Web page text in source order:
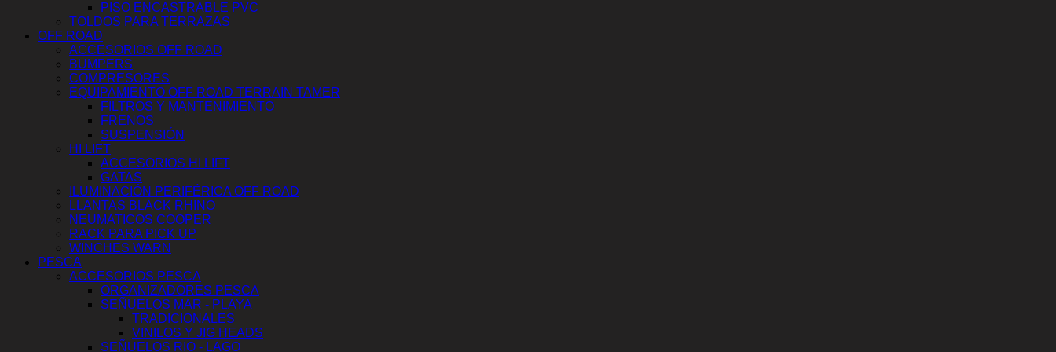
PISO ENCASTRABLE PVC
TOLDOS PARA TERRAZAS
OFF ROAD
ACCESORIOS OFF ROAD
BUMPERS
COMPRESORES
EQUIPAMIENTO OFF ROAD TERRAIN TAMER
FILTROS Y MANTENIMIENTO
FRENOS
SUSPENSIÓN
HI LIFT
ACCESORIOS HI LIFT
GATAS
ILUMINACIÓN PERIFÉRICA OFF ROAD
LLANTAS BLACK RHINO
NEUMATICOS COOPER
RACK PARA PICK UP
WINCHES WARN
PESCA
ACCESORIOS PESCA
ORGANIZADORES PESCA
SEÑUELOS MAR - PLAYA
TRADICIONALES
VINILOS Y JIG HEADS
SEÑUELOS RIO - LAGO